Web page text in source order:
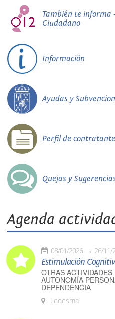
También te informa
Ciudadano
Información
Ayudas y
Perfil de contratante
Quejas y
Agenda
08/01/2026 26/11/
Estimulación
OTRAS
AUTONOMÍA
DEPENDENCIA
Ledesma